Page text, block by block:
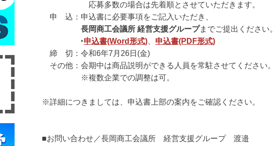
応募多数の場合は先着順とさせていただきます。
申 込：申込書に必要事項をご記入いただき、
長岡商工会議所 経営支援グループまでご提出ください。
‣申込書(Word形式)
申込書(PDF形式)
締 切：令和6年7月26日(金)
その他：会期中は商品説明ができる人員を常駐させてください。
※複数企業での調整は可。
※詳細につきましては、申込書上部の案内をご確認ください。
■お問い合わせ／長岡商工会議所 経営支援グループ 渡邉